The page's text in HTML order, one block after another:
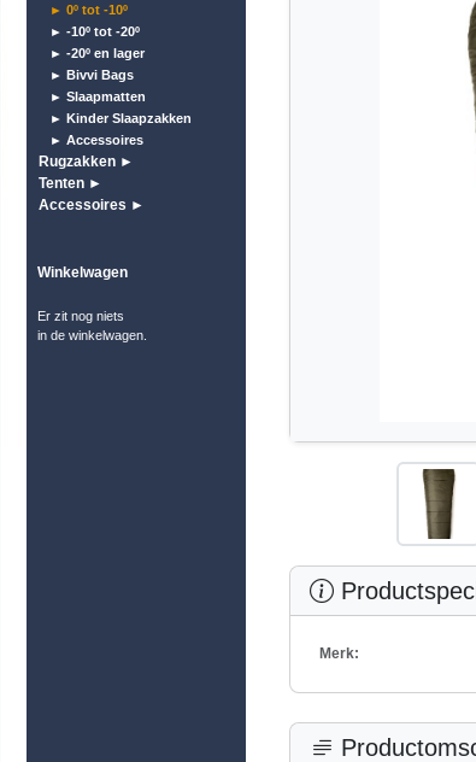
► 0º tot -10º
► -10º tot -20º
► -20º en lager
► Bivvi Bags
► Slaapmatten
► Kinder Slaapzakken
► Accessoires
Rugzakken ►
Tenten ►
Accessoires ►
Winkelwagen
Er zit nog niets
in de winkelwagen.
Merk: